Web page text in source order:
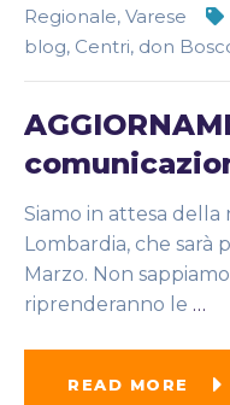
Regionale, Varese
blog, Centri, don
Siamo in attesa
Lombardia, che sarà
Marzo. Non
riprenderanno le …
READ MORE